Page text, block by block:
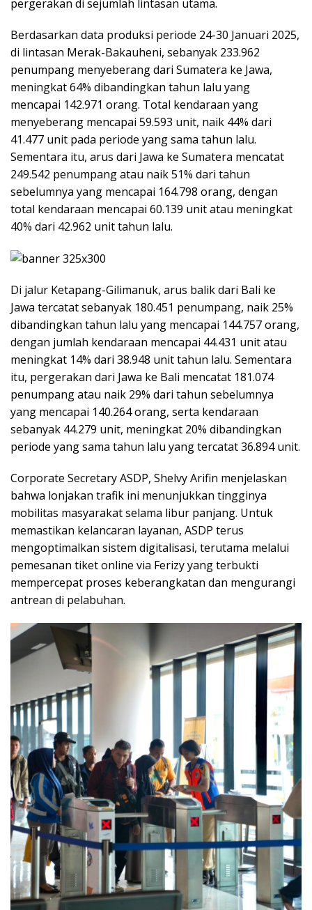
pergerakan di sejumlah lintasan utama.
Berdasarkan data produksi periode 24-30 Januari 2025,
di lintasan Merak-Bakauheni, sebanyak 233.962
penumpang menyeberang dari Sumatera ke Jawa,
meningkat 64% dibandingkan tahun lalu yang
mencapai 142.971 orang. Total kendaraan yang
menyeberang mencapai 59.593 unit, naik 44% dari
41.477 unit pada periode yang sama tahun lalu.
Sementara itu, arus dari Jawa ke Sumatera mencatat
249.542 penumpang atau naik 51% dari tahun
sebelumnya yang mencapai 164.798 orang, dengan
total kendaraan mencapai 60.139 unit atau meningkat
40% dari 42.962 unit tahun lalu.
Di jalur Ketapang-Gilimanuk, arus balik dari Bali ke
Jawa tercatat sebanyak 180.451 penumpang, naik 25%
dibandingkan tahun lalu yang mencapai 144.757 orang,
dengan jumlah kendaraan mencapai 44.431 unit atau
meningkat 14% dari 38.948 unit tahun lalu. Sementara
itu, pergerakan dari Jawa ke Bali mencatat 181.074
penumpang atau naik 29% dari tahun sebelumnya
yang mencapai 140.264 orang, serta kendaraan
sebanyak 44.279 unit, meningkat 20% dibandingkan
periode yang sama tahun lalu yang tercatat 36.894 unit.
Corporate Secretary ASDP, Shelvy Arifin menjelaskan
bahwa lonjakan trafik ini menunjukkan tingginya
mobilitas masyarakat selama libur panjang. Untuk
memastikan kelancaran layanan, ASDP terus
mengoptimalkan sistem digitalisasi, terutama melalui
pemesanan tiket online via Ferizy yang terbukti
mempercepat proses keberangkatan dan mengurangi
antrean di pelabuhan.